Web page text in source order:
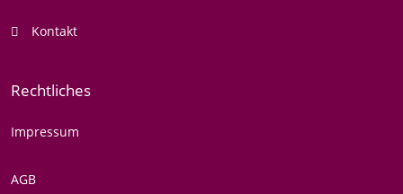
Kontakt
Rechtliches
Impressum
AGB